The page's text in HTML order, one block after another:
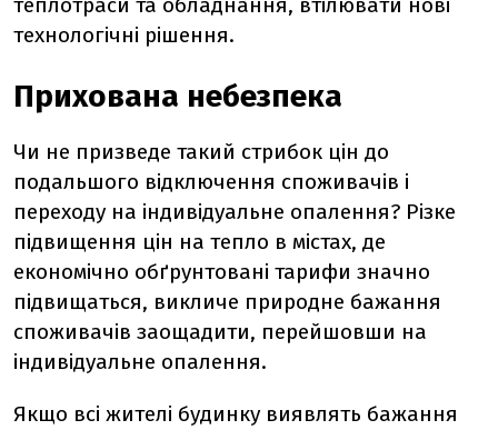
технологічні рішення.
Прихована небезпека
Чи не призведе такий стрибок цін до
подальшого відключення споживачів і
переходу на індивідуальне опалення? Різке
підвищення цін на тепло в містах, де
економічно обґрунтовані тарифи значно
підвищаться, викличе природне бажання
споживачів заощадити, перейшовши на
індивідуальне опалення.
Якщо всі жителі будинку виявлять бажання